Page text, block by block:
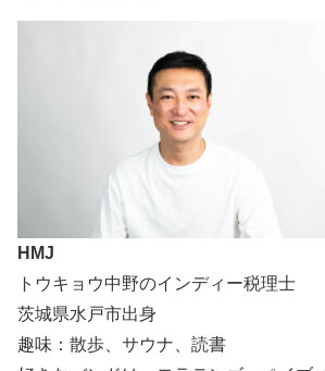
HMJ
トウキョウ中野のインディー税理士
茨城県水戸市出身
趣味：散歩、サウナ、読書